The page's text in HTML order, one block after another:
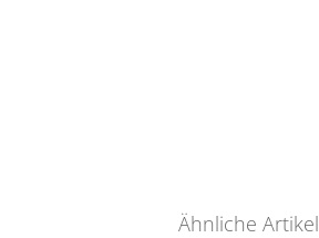
Ähnliche Artikel